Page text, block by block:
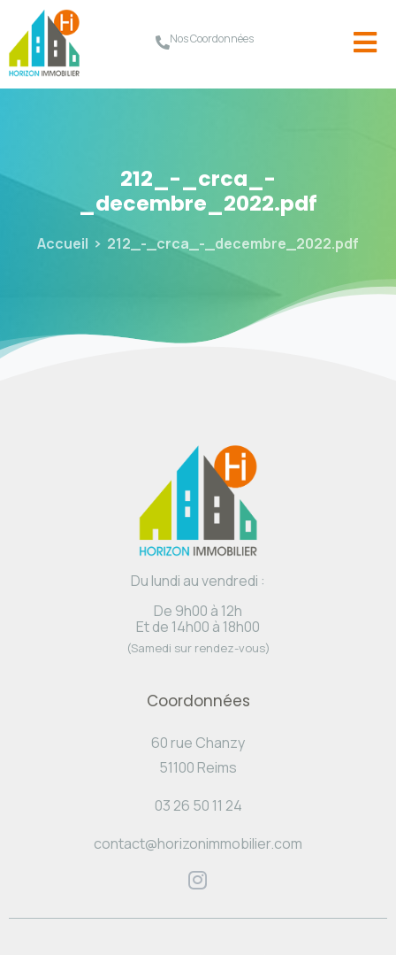
Nos Coordonnées
212_-_crca_-
_decembre_2022.pdf
Accueil 212_-_crca_-_decembre_2022.pdf
Du lundi au vendredi :
De 9h00 à 12h
Et de 14h00 à 18h00
(Samedi sur rendez-vous)
Coordonnées
60 rue Chanzy
51100 Reims
03 26 50 11 24
contact@horizonimmobilier.com